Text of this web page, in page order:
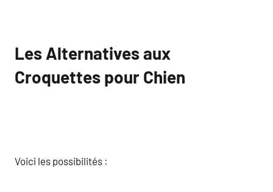
Les Alternatives aux
Croquettes pour Chien
Voici les possibilités :